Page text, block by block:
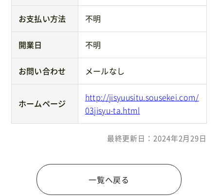
お支払い方法 不明
開業日 不明
お問い合わせ メールなし
ホームページ
http://jisyuusitu.sousekei.com/
03jisyu-ta.html
最終更新日：2024年2月29日
一覧へ戻る